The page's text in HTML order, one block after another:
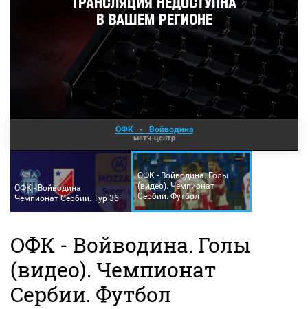
ОФК - Войводина
матч-центр
ОФК - Войводина.
Чемпионат Сербии. Тур 36
ОФК - Войводина. Голы
(видео). Чемпионат
Сербии. Футбол
ОФК - Войводина. Голы
(видео). Чемпионат
Сербии. Футбол